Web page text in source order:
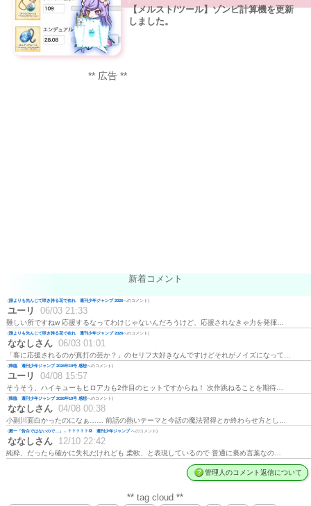
【メルスト/ツール】ゾンビ計算機を更新
しました。
** 広告 **
新着コメント
(誰よりも先んじて咲き誇る花で在れ 週刊少年ジャンプ 2026へのコメント)
ユーリ 06/03 21:33
難しい所ですねw 応援するなってわけじゃないんだろうけど、応援されなきゃ力を発揮…
(誰よりも先んじて咲き誇る花で在れ 週刊少年ジャンプ 2026へのコメント)
ななしさん 06/03 01:01
「客に応援されるのが真打の芸か？」のセリフ大好きなんですけどそれがノイズになって…
(降臨 週刊少年ジャンプ 2026年19号 感想へのコメント)
ユーリ 04/08 15:57
そうそう、ハイキューもヒロアカも2作目のヒットですからね！ 次作跳ねることを期待…
(降臨 週刊少年ジャンプ 2026年19号 感想へのコメント)
ななしさん 04/08 00:38
小副川面白かったのになぁ…… 前話の熱いテーマと今話の魔法習得とか終わらせ方とし…
(殿一「告白ではないので…」←？？？？？💢 週刊少年ジャンプへのコメント)
ななしさん 12/10 22:42
純粋、だったら確かに失礼だけれども 柔軟、と表現しているので 普通に褒め言葉なの…
管理人のコメント返信について
** tag cloud **